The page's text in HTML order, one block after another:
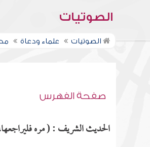
الصوتيات
الصوتيات علماء ودعاة
صفحة الفهرس
الحديث الشريف : ( مره